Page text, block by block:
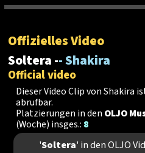
Offizielles Video
Soltera -- Shakira
Official video
Dieser Video Clip von Shakira
abrufbar.
Platzierungen in den OLJO
(Woche) insges.: 8
'Soltera' in den OLJO